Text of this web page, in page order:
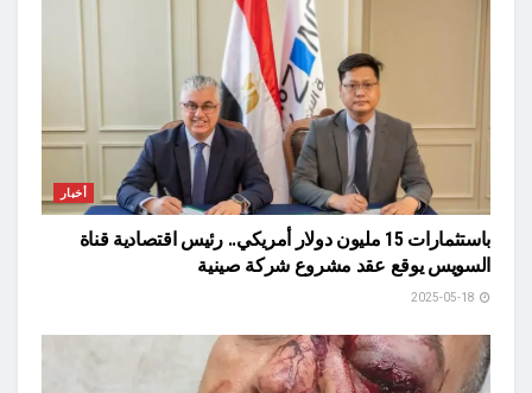
أخبار
باستثمارات 15 مليون دولار أمريكي.. رئيس اقتصادية قناة
السويس يوقع عقد مشروع شركة صينية